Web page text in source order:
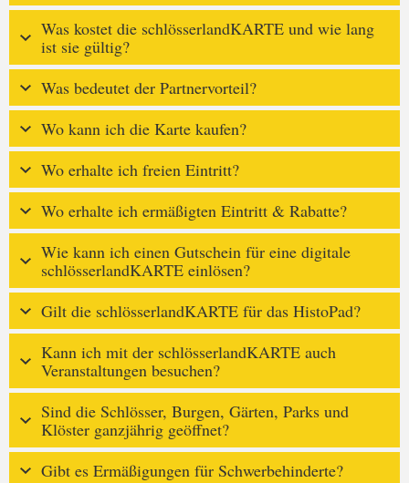
Was kostet die schlösserlandKARTE und wie lang
ist sie gültig?
Was bedeutet der Partnervorteil?
Wo kann ich die Karte kaufen?
Wo erhalte ich freien Eintritt?
Wo erhalte ich ermäßigten Eintritt & Rabatte?
Wie kann ich einen Gutschein für eine digitale
schlösserlandKARTE einlösen?
Gilt die schlösserlandKARTE für das HistoPad?
Kann ich mit der schlösserlandKARTE auch
Veranstaltungen besuchen?
Sind die Schlösser, Burgen, Gärten, Parks und
Klöster ganzjährig geöffnet?
Gibt es Ermäßigungen für Schwerbehinderte?